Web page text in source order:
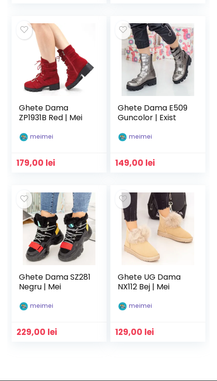
Ghete Dama
ZP1931B Red | Mei
meimei
179,00 lei
Ghete Dama E509
Guncolor | Exist
meimei
149,00 lei
Ghete Dama SZ281
Negru | Mei
meimei
229,00 lei
Ghete UG Dama
NX112 Bej | Mei
meimei
129,00 lei